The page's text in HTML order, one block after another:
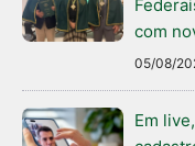
com
05/08/
Em